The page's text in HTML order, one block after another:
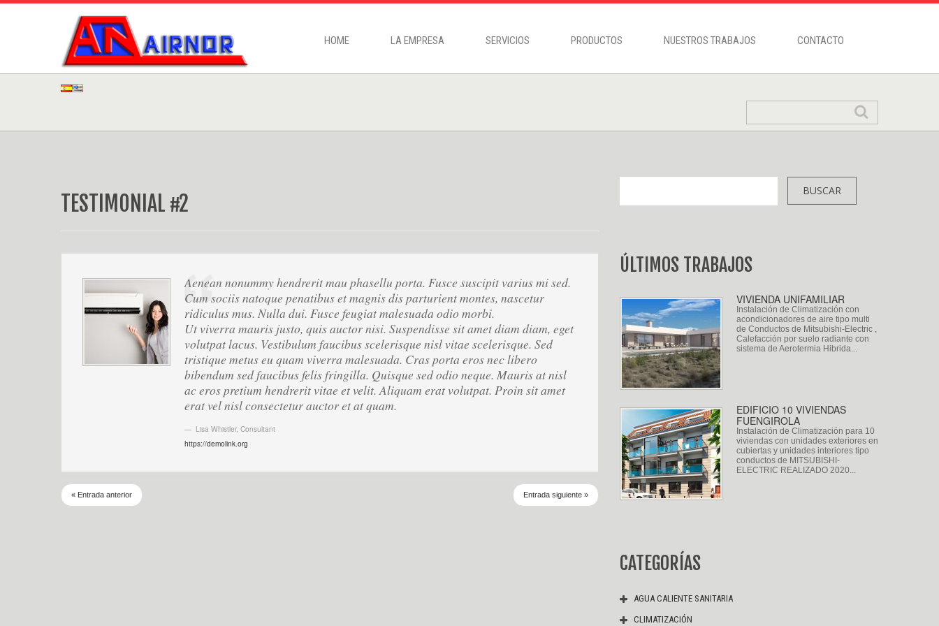
HOME LA EMPRESA SERVICIOS PRODUCTOS NUESTROS TRABAJOS CONTACTO
TESTIMONIAL #2
Aenean nonummy hendrerit mau phasellu porta. Fusce suscipit varius mi sed.
Cum sociis natoque penatibus et magnis dis parturient montes, nascetur
ridiculus mus. Nulla dui. Fusce feugiat malesuada odio morbi.
Ut viverra mauris justo, quis auctor nisi. Suspendisse sit amet diam diam, eget
volutpat lacus. Vestibulum faucibus scelerisque nisl vitae scelerisque. Sed
tristique metus eu quam viverra malesuada. Cras porta eros nec libero
bibendum sed faucibus felis fringilla. Quisque sed odio neque. Mauris at nisl
ac eros pretium hendrerit vitae et velit. Aliquam erat volutpat. Proin sit amet
erat vel nisl consectetur auctor et at quam.
Lisa Whistler, Consultant
https://demolink.org
« Entrada anterior Entrada siguiente »
ÚLTIMOS TRABAJOS
VIVIENDA UNIFAMILIAR
Instalación de Climatización con
acondicionadores de aire tipo multi
de Conductos de Mitsubishi-Electric ,
Calefacción por suelo radiante con
sistema de Aerotermia Hibrida...
EDIFICIO 10 VIVIENDAS
FUENGIROLA
Instalación de Climatización para 10
viviendas con unidades exteriores en
cubiertas y unidades interiores tipo
conductos de MITSUBISHI-
ELECTRIC REALIZADO 2020...
CATEGORÍAS
AGUA CALIENTE SANITARIA
CLIMATIZACIÓN